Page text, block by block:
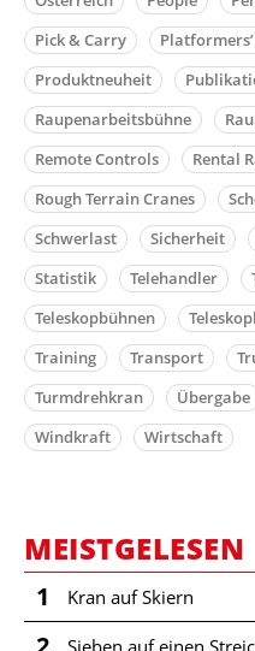
Pick & Carry
Produktneuheit
Raupenarbeitsbühne
Remote Controls
Rental
Rough Terrain Cranes
Schwerlast
Sicherheit
Statistik
Telehandler
Teleskopbühnen
Training
Transport
Turmdrehkran
Übergabe
Windkraft
Wirtschaft
MEISTGELESEN
1 Kran auf Skiern
Sieben auf einen